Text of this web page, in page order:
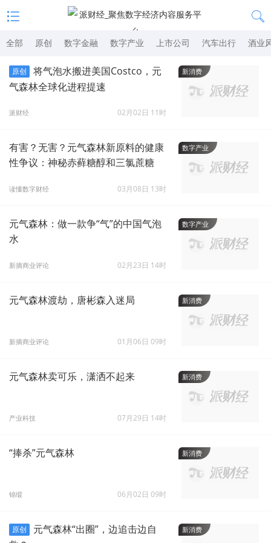
全部 原创 数字金融 数字产业 上市公司 汽车出行 酒业
新消费
原创
将气泡水搬进美国Costco，元
气森林全球化进程提速
派财经 02月02日 11时
数字产业
有害？无害？元气森林新原料的健康
性争议：神秘赤藓糖醇和三氯蔗糖
读懂数字财经 03月08日 13时
数字产业
元气森林：做一款争“气”的中国气泡
水
新摘商业评论 02月23日 14时
新消费
元气森林渡劫，唐彬森入迷局
新摘商业评论 01月06日 09时
新消费
元气森林卖可乐，潇洒不起来
产业科技 07月29日 14时
新消费
“捧杀”元气森林
锦缎 06月02日 09时
新消费
原创
元气森林“出圈”，边追击边自